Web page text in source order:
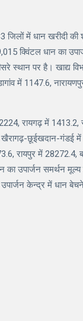
जिलों में धान खरीदी
क्विंटल धान का
स्थान पर है। खाद्य
में 1147.6,
रायगढ़ में
छूईखदान-गंडई
रायपुर में
उपार्जन समर्थन
केन्द्र में धान